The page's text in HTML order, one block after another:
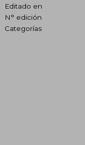
Editado en
N° edición
Categorías